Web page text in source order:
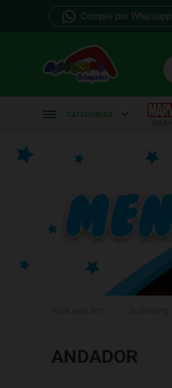
Compre por Whatsapp
CATEGORIAS
ANDADOR